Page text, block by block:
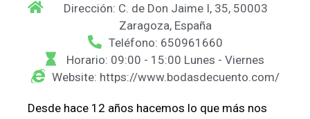
Dirección: C. de Don Jaime I, 35, 50003
Zaragoza, España
Teléfono: 650961660
Horario: 09:00 - 15:00 Lunes - Viernes
Website: https://www.bodasdecuento.com/
Desde hace 12 años hacemos lo que más nos